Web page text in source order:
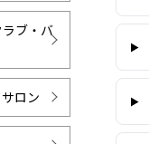
ブ・バ
ロン